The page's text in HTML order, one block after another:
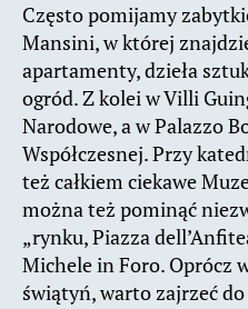
Często pomijamy
Mansini, w której
apartamenty, dzieła
ogród. Z kolei w Villi
Narodowe, a w Palazzo
Współczesnej. Przy
też całkiem ciekawe
można też pominąć
„rynku, Piazza
Michele in Foro. Oprócz
świątyń, warto zajrzeć